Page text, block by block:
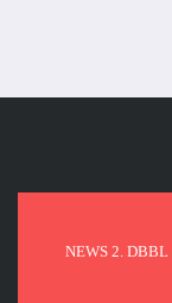
NEWS 2. DBBL